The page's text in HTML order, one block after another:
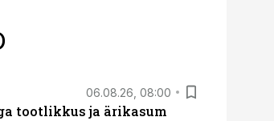
06.08.26, 08:00
tootlikkus ja ärikasum